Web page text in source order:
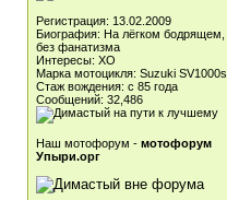
Регистрация: 13.02.2009
Биография: На лёгком бодрящем,
без фанатизма
Интересы: ХО
Марка мотоцикля: Suzuki SV1000s
Стаж вождения: с 85 года
Сообщений: 32,486
Наш мотофорум - мотофорум
Упыри.орг